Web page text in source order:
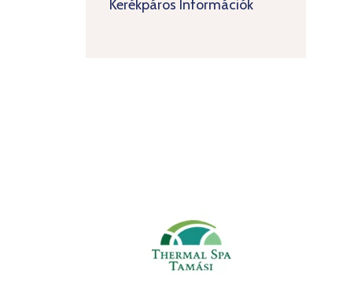
Kerékpáros Információk